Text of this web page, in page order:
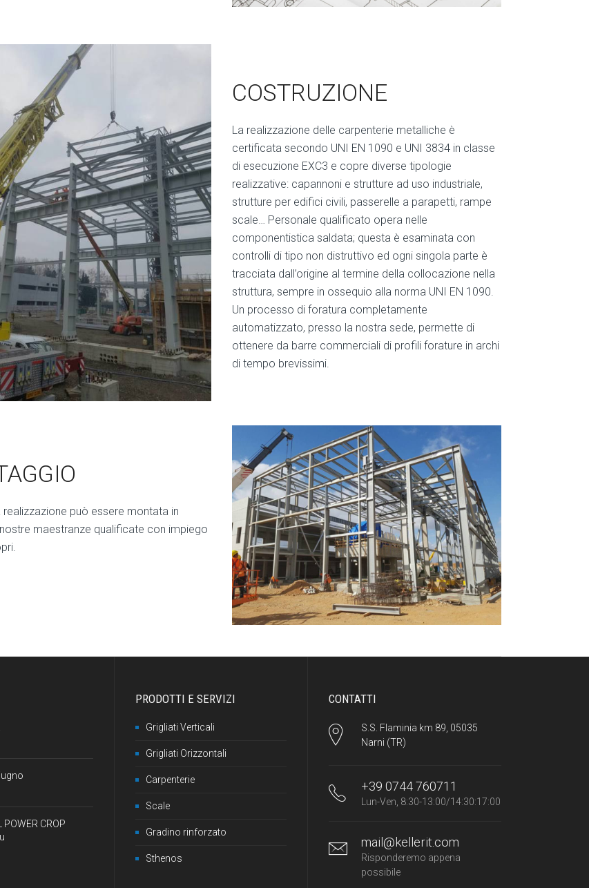
COSTRUZIONE
La realizzazione delle carpenterie metalliche è
certificata secondo UNI EN 1090 e UNI 3834 in classe
di esecuzione EXC3 e copre diverse tipologie
realizzative: capannoni e strutture ad uso industriale,
strutture per edifici civili, passerelle a parapetti, rampe
scale… Personale qualificato opera nelle
componentistica saldata; questa è esaminata con
controlli di tipo non distruttivo ed ogni singola parte è
tracciata dall’origine al termine della collocazione nella
struttura, sempre in ossequio alla norma UNI EN 1090.
Un processo di foratura completamente
automatizzato, presso la nostra sede, permette di
ottenere da barre commerciali di profili forature in archi
di tempo brevissimi.
realizzazione può essere montata in
maestranze qualificate con impiego
POWER CROP
PRODOTTI E SERVIZI
Grigliati Verticali
Grigliati Orizzontali
Carpenterie
Scale
Gradino rinforzato
Sthenos
CONTATTI
S.S. Flaminia km 89, 05035
Narni (TR)
+39 0744 760711
Lun-Ven, 8:30-13:00/14:30:17:00
mail@kellerit.com
Risponderemo appena
possibile